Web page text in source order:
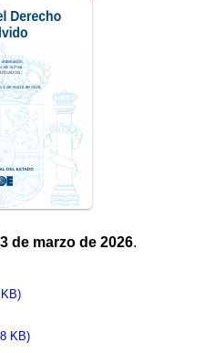
3 de marzo de 2026.
KB)